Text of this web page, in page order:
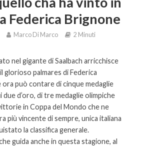
Federica Brignone
Marco Di Marco 2 Minuti
nel gigante di Saalbach arricchisce
glorioso palmares di Federica
ora può contare di cinque medaglie
due d’oro, di tre medaglie olimpiche
in Coppa del Mondo che ne
più vincente di sempre, unica italiana
la classifica generale.
guida anche in questa stagione, al